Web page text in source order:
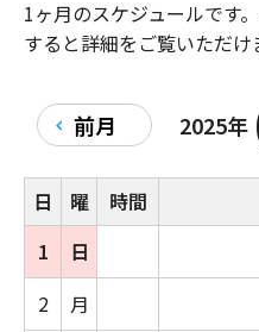
1ヶ月のスケジュールです
すると詳細をご覧いただけ
2025年
前月
日 曜 時間
1
日
2
月